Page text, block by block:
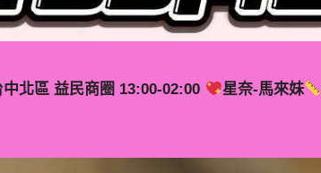
中北區 益民商圈 13:00-02:00 星奈-馬來妹